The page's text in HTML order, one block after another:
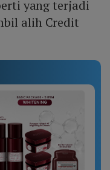
yang terjadi
alih Credit